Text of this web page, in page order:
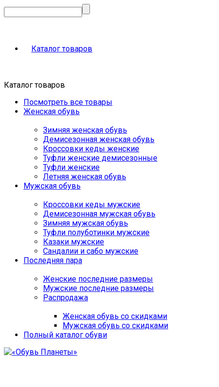
Каталог товаров
Каталог товаров
Посмотреть все товары
Женская обувь
Зимняя женская обувь
Демисезонная женская обувь
Кроссовки кеды женские
Туфли женские демисезонные
Туфли женские
Летняя женская обувь
Мужская обувь
Кроссовки кеды мужские
Демисезонная мужская обувь
Зимняя мужская обувь
Туфли полуботинки мужские
Казаки мужские
Сандалии и сабо мужские
Последняя пара
Женские последние размеры
Мужские последние размеры
Распродажа
Женская обувь со скидками
Мужская обувь со скидками
Полный каталог обуви